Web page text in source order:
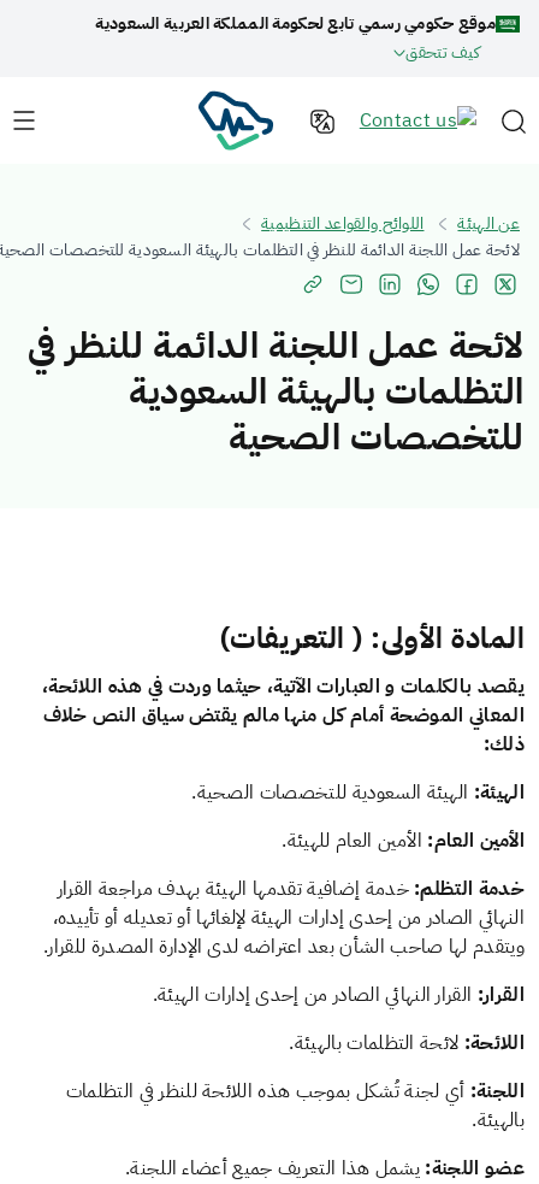
موقع حكومي رسمي تابع لحكومة المملكة العربية السعودية
كيف تتحقق
عن الهيئة
اللوائح والقواعد التنظيمية
لائحة عمل اللجنة الدائمة للنظر في التظلمات بالهيئة السعودية للتخصصات الصحية
لائحة عمل اللجنة الدائمة للنظر في
التظلمات بالهيئة السعودية
للتخصصات الصحية
المادة الأولى: ( التعريفات)
يقصد بالكلمات و العبارات الآتية، حيثما وردت في هذه اللائحة،
المعاني الموضحة أمام كل منها مالم يقتض سياق النص خلاف
ذلك:
الهيئة:الهيئة السعودية للتخصصات الصحية.
الأمين العام:الأمين العام للهيئة.
خدمة التظلم:خدمة إضافية تقدمها الهيئة بهدف مراجعة القرار
النهائي الصادر من إحدى إدارات الهيئة لإلغائها أو تعديله أو تأييده،
ويتقدم لها صاحب الشأن بعد اعتراضه لدى الإدارة المصدرة للقرار.
القرار:القرار النهائي الصادر من إحدى إدارات الهيئة.
اللائحة:لائحة التظلمات بالهيئة.
اللجنة:أي لجنة تُشكل بموجب هذه اللائحة للنظر في التظلمات
بالهيئة.
عضو اللجنة:يشمل هذا التعريف جميع أعضاء اللجنة.